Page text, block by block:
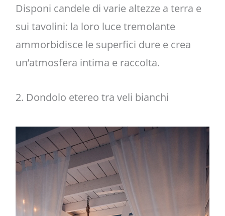
Disponi candele di varie altezze a terra e
sui tavolini: la loro luce tremolante
ammorbidisce le superfici dure e crea
un’atmosfera intima e raccolta.
2. Dondolo etereo tra veli bianchi